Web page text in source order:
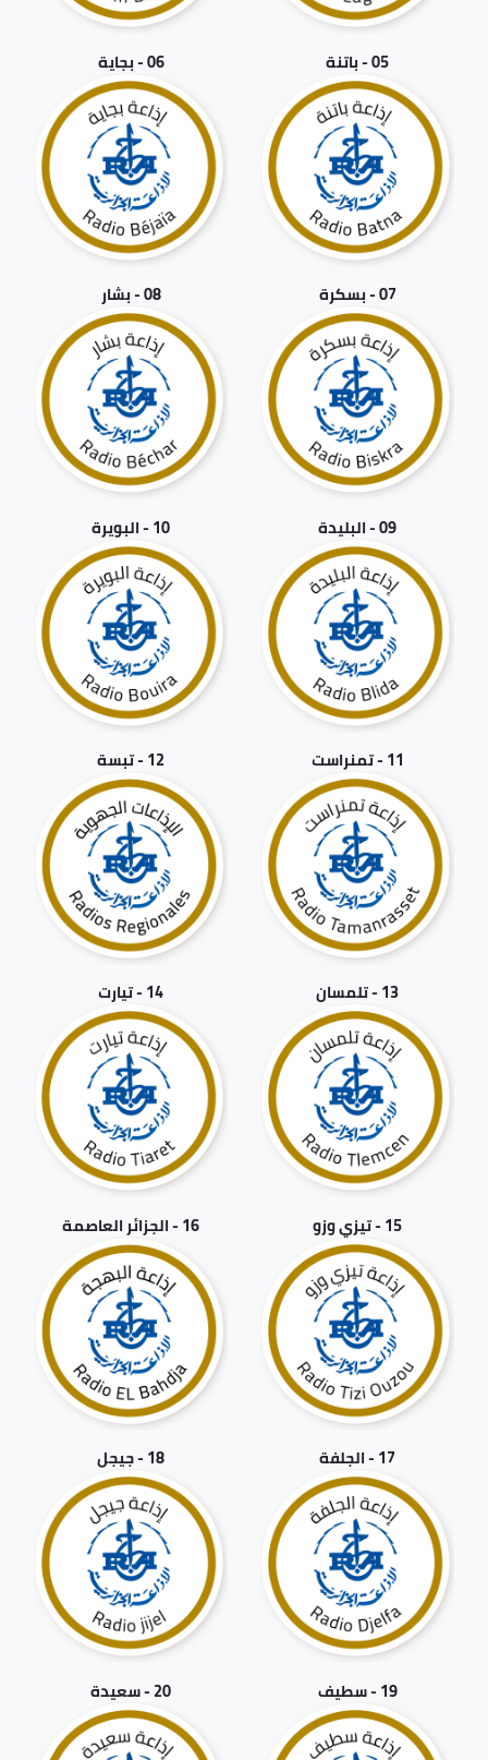
05 - باتنة 06 - بجاية
07 - بسكرة 08 - بشار
09 - البليدة 10 - البويرة
11 - تمنراست 12 - تبسة
13 - تلمسان 14 - تيارت
15 - تيزي وزو 16 - الجزائر العاصمة
17 - الجلفة 18 - جيجل
19 - سطيف 20 - سعيدة